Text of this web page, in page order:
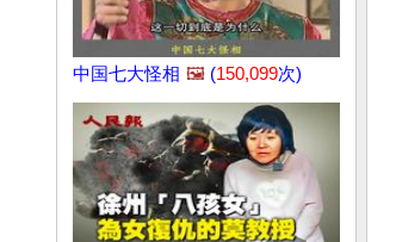
中国七大怪相 🖼️ (150,099次)